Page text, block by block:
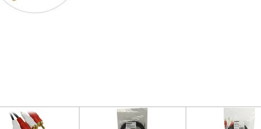
Переходник 4-pin Jack3.5-M -->2xJack3.5-F